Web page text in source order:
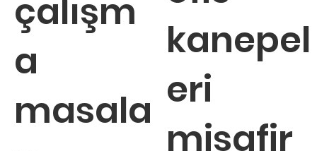
çalışm
a
masala
kanepel
eri
misafir